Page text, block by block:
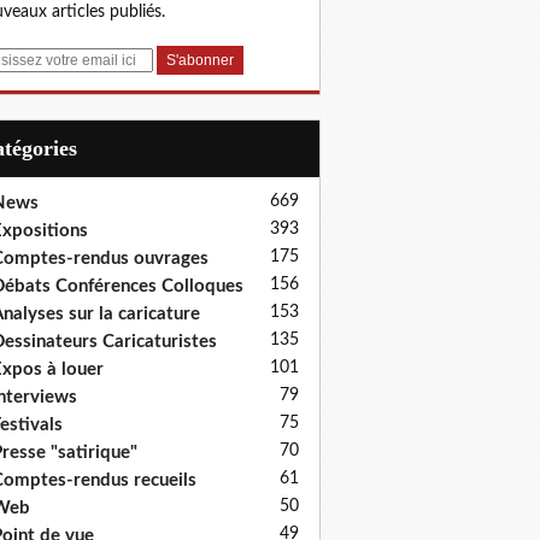
articles publiés.
669
393
rendus ouvrages 175
Conférences Colloques 156
sur la caricature 153
Caricaturistes 135
à louer 101
79
75
"satirique" 70
rendus recueils 61
50
de vue 49